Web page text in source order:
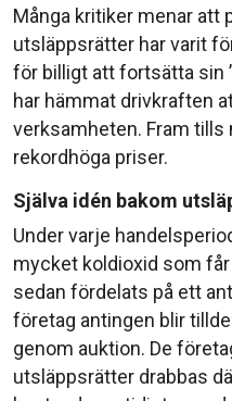
Många kritiker menar att
utsläppsrätter har varit
för billigt att fortsätta sin
har hämmat drivkraften
verksamheten. Fram tills
rekordhöga priser.
Själva idén bakom
Under varje
mycket koldioxid som
sedan fördelats på ett
företag antingen blir
genom auktion. De
utsläppsrätter drabbas